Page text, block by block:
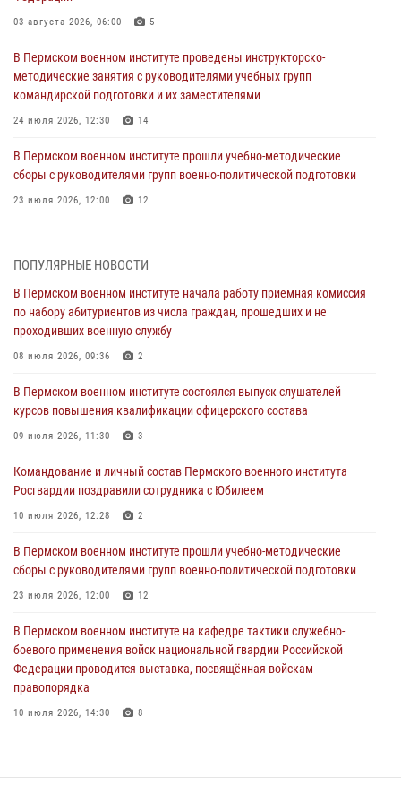
03 августа 2026, 06:00 5
В Пермском военном институте проведены инструкторско-
методические занятия с руководителями учебных групп
командирской подготовки и их заместителями
24 июля 2026, 12:30 14
В Пермском военном институте прошли учебно-методические
сборы с руководителями групп военно-политической подготовки
23 июля 2026, 12:00 12
Федерации проводится выставка, посвящённая войскам
правопорядка
10 июля 2026, 14:30 8
Командование и личный состав Пермского военного института
10 июля 2026, 12:28 2
В Пермском военном институте состоялся выпуск слушателей
09 июля 2026, 11:30 3
В Пермском военном институте начала работу приемная комиссия
проходивших военную службу
08 июля 2026, 09:36 2
чемпионате войск национальной гвардии Российской Федерации по
боксу
07 июля 2026, 10:30 4
ПОПУЛЯРНЫЕ НОВОСТИ
В Пермском военном институте начала работу приемная комиссия
по набору абитуриентов из числа граждан, прошедших и не
проходивших военную службу
08 июля 2026, 09:36 2
В Пермском военном институте состоялся выпуск слушателей
курсов повышения квалификации офицерского состава
09 июля 2026, 11:30 3
Командование и личный состав Пермского военного института
Росгвардии поздравили сотрудника с Юбилеем
10 июля 2026, 12:28 2
В Пермском военном институте прошли учебно-методические
сборы с руководителями групп военно-политической подготовки
23 июля 2026, 12:00 12
В Пермском военном институте на кафедре тактики служебно-
боевого применения войск национальной гвардии Российской
Федерации проводится выставка, посвящённая войскам
правопорядка
10 июля 2026, 14:30 8